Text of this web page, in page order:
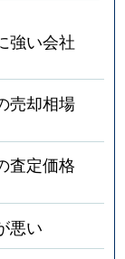
強い会社
売却相場
査定価格
悪い